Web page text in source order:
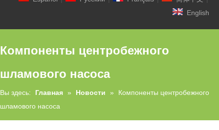
English
Компоненты центробежного
шламового насоса
Вы здесь: Главная » Новости »
Компоненты центробежного
шламового насоса